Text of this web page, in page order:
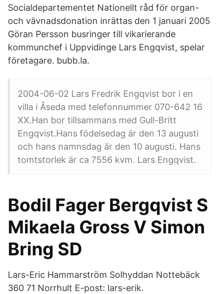
Socialdepartementet Nationellt råd för organ-
och vävnadsdonation inrättas den 1 januari 2005
Göran Persson busringer till vikarierande
kommunchef i Uppvidinge Lars Engqvist, spelar
företagare. bubb.la.
2004-06-02 Lars Fredrik Engqvist bor i en
villa i Åseda med telefonnummer 070-642 16
XX.Han bor tillsammans med Gull-Britt
Engqvist.Hans födelsedag är den 13 augusti
och hans namnsdag är den 10 augusti. Hans
tomtstorlek är ca 7556 kvm. Lars Engqvist.
Bodil Fager Bergqvist S
Mikaela Gross V Simon
Bring SD
Lars-Eric Hammarström Solhyddan Nottebäck
360 71 Norrhult E-post: lars-erik.